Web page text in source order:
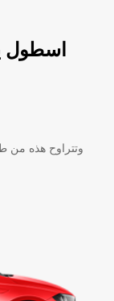
اسطول
وتتراوح هذه من